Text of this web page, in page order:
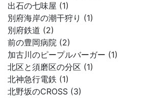
出石の七味屋 (1)
別府海岸の潮干狩り (1)
別府鉄道 (2)
前の豊岡病院 (2)
加古川のピープルバーガー (1)
北区と須磨区の分区 (1)
北神急行電鉄 (1)
北野坂のCROSS (3)